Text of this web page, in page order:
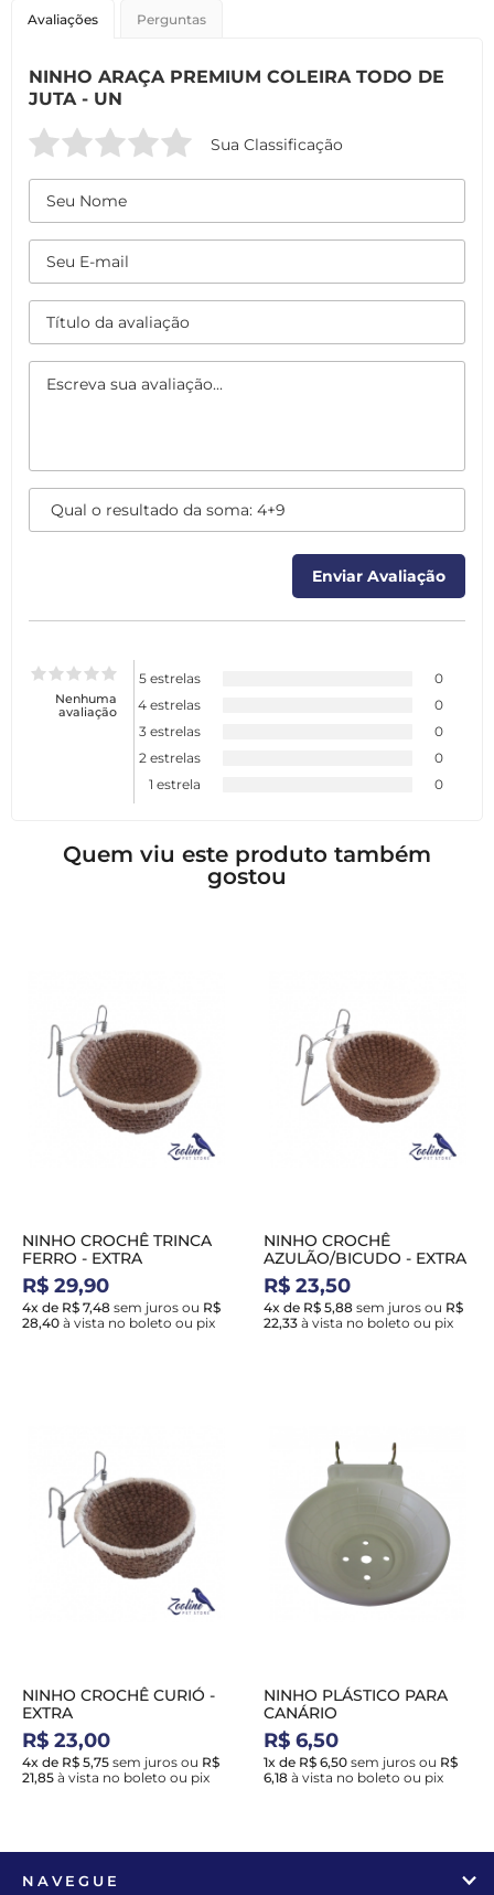
Avaliações Perguntas
NINHO ARAÇA PREMIUM COLEIRA TODO DE
JUTA - UN
Sua Classificação
Nenhuma
avaliação
5 estrelas
0
4 estrelas
0
3 estrelas
0
2 estrelas
0
1 estrela
0
Quem viu este produto também
gostou
NINHO CROCHÊ TRINCA
FERRO - EXTRA
R$ 29,90
4x de R$ 7,48 sem juros ou R$
28,40 à vista no boleto ou pix
NINHO CROCHÊ
AZULÃO/BICUDO - EXTRA
R$ 23,50
4x de R$ 5,88 sem juros ou R$
22,33 à vista no boleto ou pix
NINHO CROCHÊ CURIÓ -
EXTRA
R$ 23,00
4x de R$ 5,75 sem juros ou R$
21,85 à vista no boleto ou pix
NINHO PLÁSTICO PARA
CANÁRIO
R$ 6,50
1x de R$ 6,50 sem juros ou R$
6,18 à vista no boleto ou pix
NAVEGUE